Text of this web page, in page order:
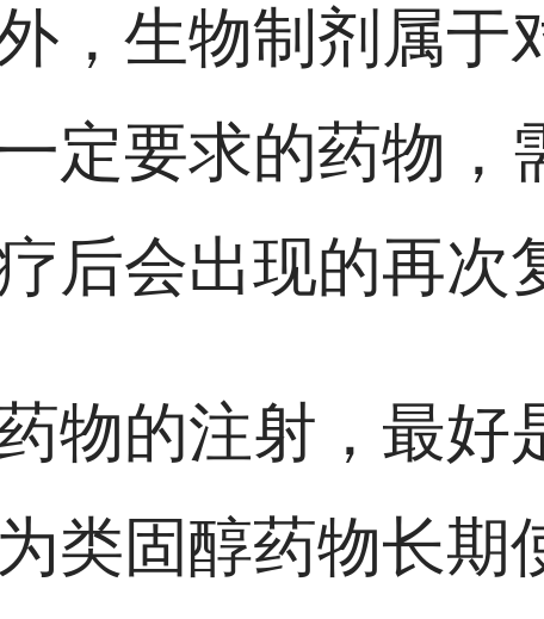
，生物制剂属于
定要求的药物，
后会出现的再次
物的注射，最好
类固醇药物长期